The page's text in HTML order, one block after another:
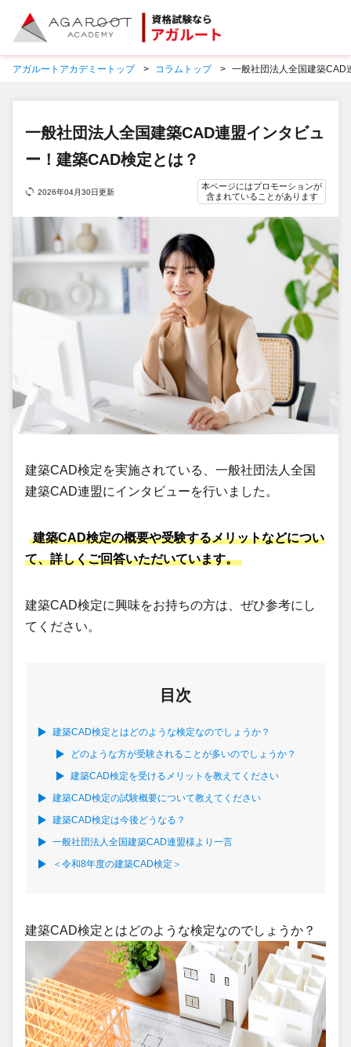
アガルートアカデミートップ コラムトップ 一般社団法人全国建築CAD
一般社団法人全国建築CAD連盟インタビュ
ー！建築CAD検定とは？
2026年04月30日更新
本ページにはプロモーションが
含まれていることがあります
建築CAD検定を実施されている、一般社団法人全国
建築CAD連盟にインタビューを行いました。
建築CAD検定の概要や受験するメリットなどについ
て、詳しくご回答いただいています。
建築CAD検定に興味をお持ちの方は、ぜひ参考にし
てください。
目次
建築CAD検定とはどのような検定なのでしょうか？
どのような方が受験されることが多いのでしょうか？
建築CAD検定を受けるメリットを教えてください
建築CAD検定の試験概要について教えてください
建築CAD検定は今後どうなる？
一般社団法人全国建築CAD連盟様より一言
＜令和8年度の建築CAD検定＞
建築CAD検定とはどのような検定なのでしょうか？